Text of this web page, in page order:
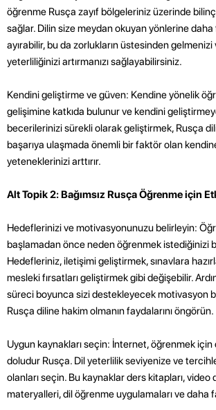
öğrenme Rusça zayıf bölgeleriniz üzerinde
sağlar. Dilin size meydan okuyan yönlerine
ayırabilir, bu da zorlukların üstesinden gelmenizi
yeterliliğinizi artırmanızı sağlayabilirsiniz.
Kendini geliştirme ve güven: Kendine yönelik
gelişimine katkıda bulunur ve kendini
becerilerinizi sürekli olarak geliştirmek, Rusça
başarıya ulaşmada önemli bir faktör olan
yeteneklerinizi arttırır.
Alt Topik 2: Bağımsız Rusça Öğrenme için
Hedeflerinizi ve motivasyonunuzu belirleyin:
başlamadan önce neden öğrenmek istediğinizi
Hedefleriniz, iletişimi geliştirmek, sınavlara
mesleki fırsatları geliştirmek gibi değişebilir.
süreci boyunca sizi destekleyecek motivasyon
Rusça diline hakim olmanın faydalarını öngörün.
Uygun kaynakları seçin: İnternet, öğrenmek için
doludur Rusça. Dil yeterlilik seviyenize ve
olanları seçin. Bu kaynaklar ders kitapları, video
materyalleri, dil öğrenme uygulamaları ve daha